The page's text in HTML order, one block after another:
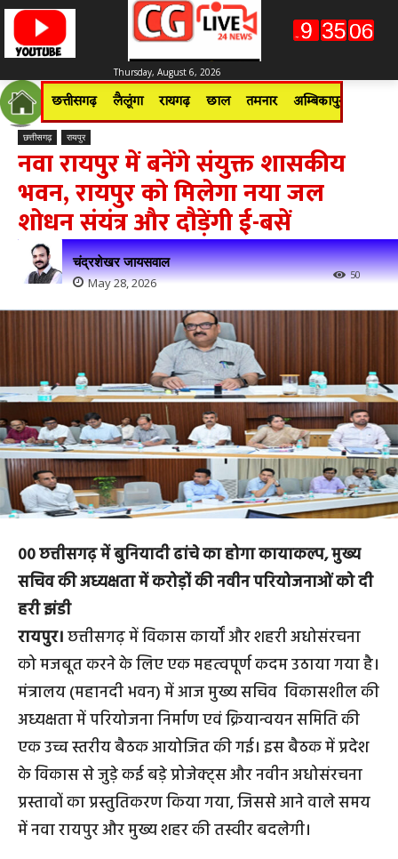
Thursday, August 6, 2026
छत्तीसगढ़ लैलूंगा रायगढ़ छाल तमनार अम्बिकापुर
छत्तीसगढ़ रायपुर
नवा रायपुर में बनेंगे संयुक्त शासकीय
भवन, रायपुर को मिलेगा नया जल
शोधन संयंत्र और दौड़ेंगी ई-बसें
चंद्रशेखर जायसवाल
May 28, 2026 50
00 छत्तीसगढ़ में बुनियादी ढांचे का होगा कायाकल्प, मुख्य
सचिव की अध्यक्षता में करोड़ों की नवीन परियोजनाओं को दी
हरी झंडी
रायपुर।छत्तीसगढ़ में विकास कार्यों और शहरी अधोसंरचना
को मजबूत करने के लिए एक महत्वपूर्ण कदम उठाया गया है।
मंत्रालय (महानदी भवन) में आज मुख्य सचिव विकासशील की
अध्यक्षता में परियोजना निर्माण एवं क्रियान्वयन समिति की
एक उच्च स्तरीय बैठक आयोजित की गई। इस बैठक में प्रदेश
के विकास से जुड़े कई बड़े प्रोजेक्ट्स और नवीन अधोसंरचना
प्रस्तावों का प्रस्तुतिकरण किया गया, जिससे आने वाले समय
में नवा रायपुर और मुख्य शहर की तस्वीर बदलेगी।